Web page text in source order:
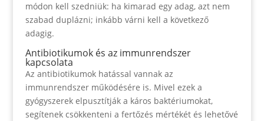
módon kell szedniük: ha kimarad egy adag, azt nem
szabad duplázni; inkább várni kell a következő
adagig.
Antibiotikumok és az immunrendszer
kapcsolata
Az antibiotikumok hatással vannak az
immunrendszer működésére is. Mivel ezek a
gyógyszerek elpusztítják a káros baktériumokat,
segítenek csökkenteni a fertőzés mértékét és lehetővé